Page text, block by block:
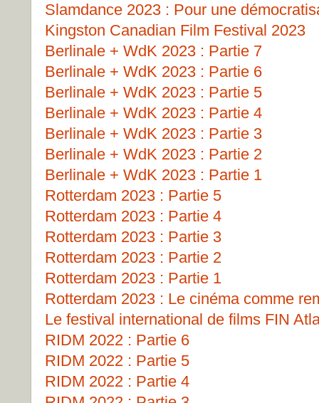
Slamdance 2023 : Pour une
Kingston Canadian Film Festival 2023
Berlinale + WdK 2023 : Partie 7
Berlinale + WdK 2023 : Partie 6
Berlinale + WdK 2023 : Partie 5
Berlinale + WdK 2023 : Partie 4
Berlinale + WdK 2023 : Partie 3
Berlinale + WdK 2023 : Partie 2
Berlinale + WdK 2023 : Partie 1
Rotterdam 2023 : Partie 5
Rotterdam 2023 : Partie 4
Rotterdam 2023 : Partie 3
Rotterdam 2023 : Partie 2
Rotterdam 2023 : Partie 1
Rotterdam 2023 : Le cinéma comme
Le festival international de films FIN
RIDM 2022 : Partie 6
RIDM 2022 : Partie 5
RIDM 2022 : Partie 4